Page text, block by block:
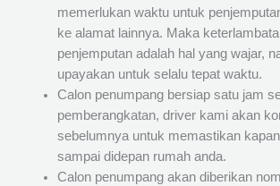
memerlukan waktu untuk
ke alamat lainnya. Maka
penjemputan adalah hal yang wajar,
upayakan untuk selalu tepat waktu.
Calon penumpang bersiap satu jam
pemberangkatan, driver kami akan
sebelumnya untuk memastikan
sampai didepan rumah anda.
Calon penumpang akan diberikan